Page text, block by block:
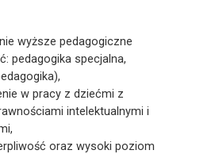
wyższe pedagogiczne
pedagogika specjalna,
w pracy z dziećmi z
intelektualnymi i
oraz wysoki poziom